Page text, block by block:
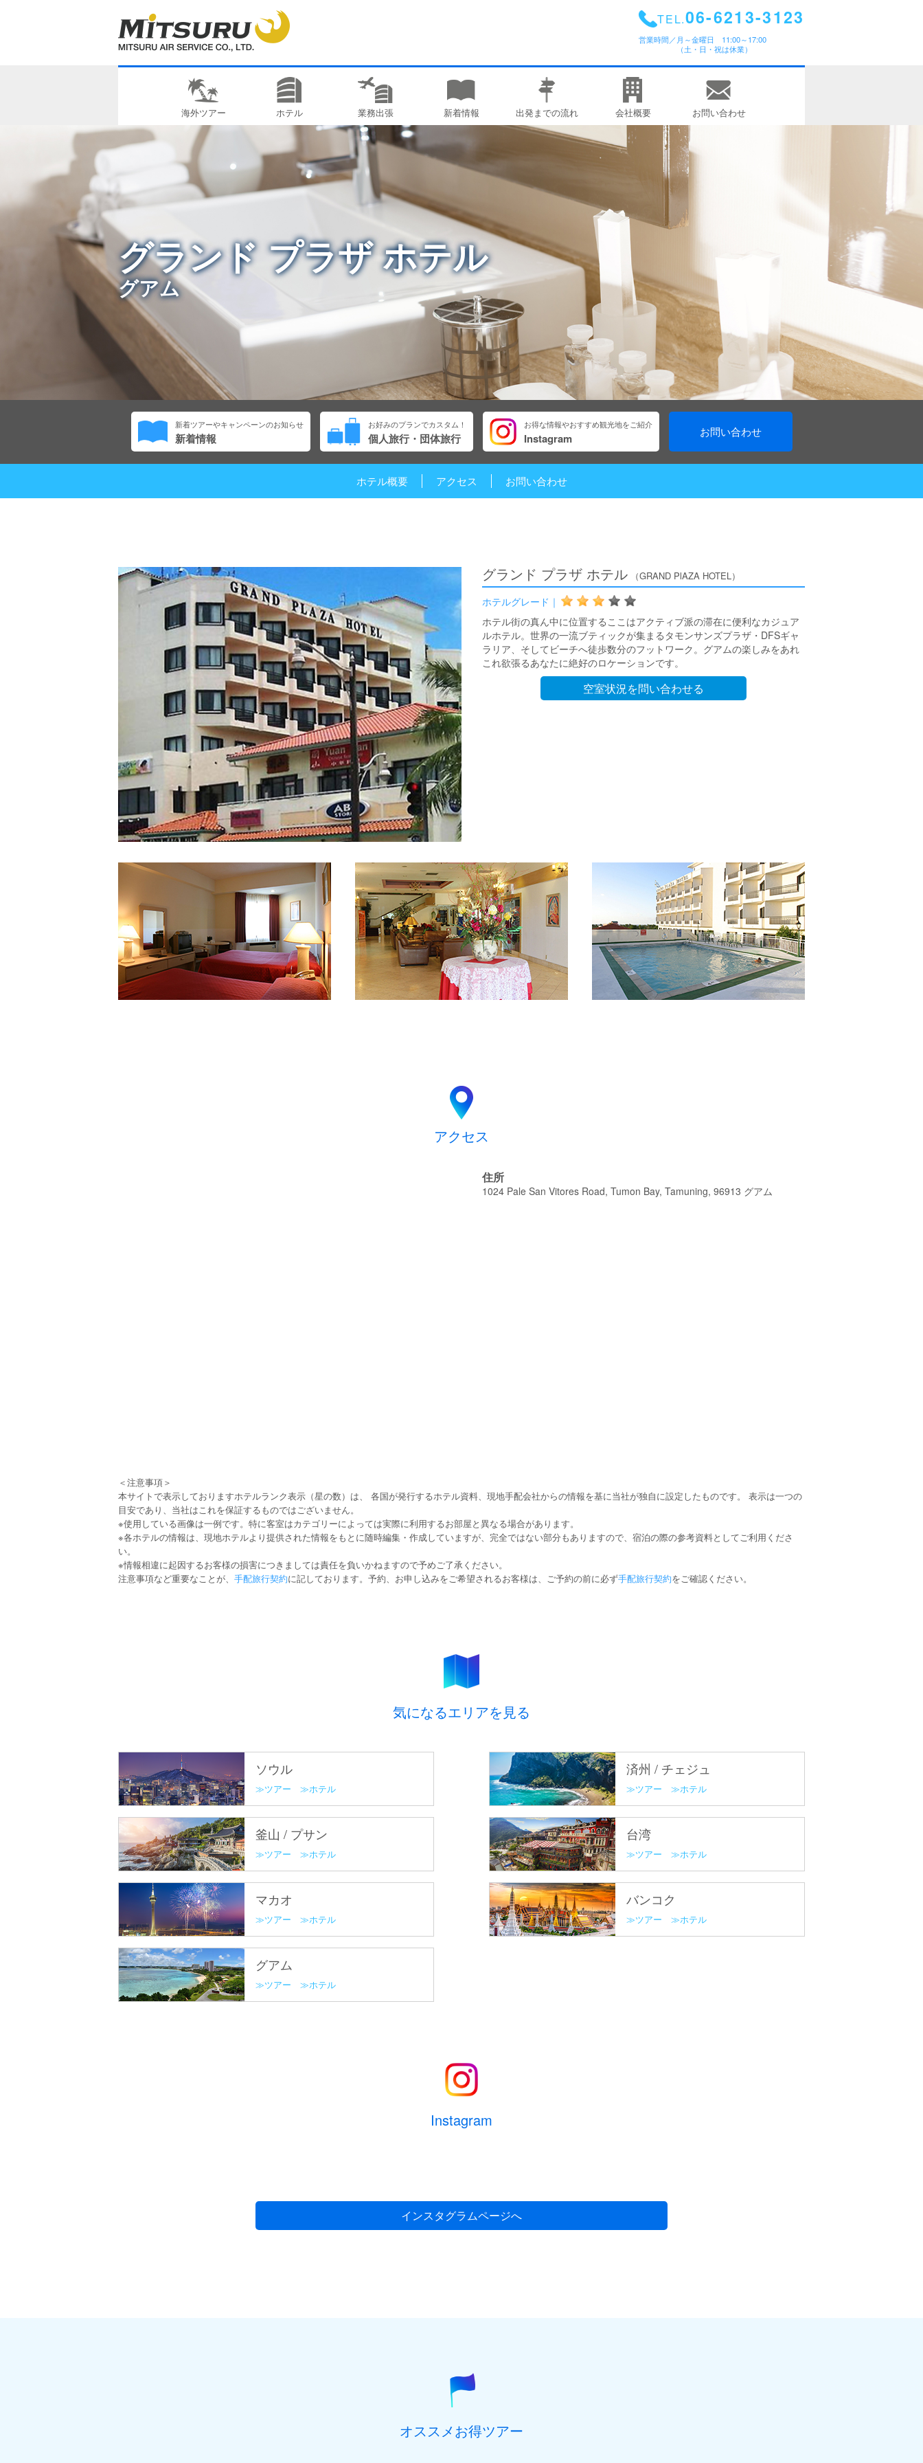
TEL.06-6213-3123
営業時間／ 月～金曜日 11:00～17:00
（土・日・祝は休業）
海外ツアー ホテル 業務出張 新着情報 出発までの流れ 会社概要 お問い合わせ
グランド プラザ ホテル
グアム
新着ツアーやキャンペーンのお知らせ
新着情報
お好みのプランでカスタム！
個人旅行・団体旅行
お得な情報やおすすめ観光地をご紹介
Instagram お問い合わせ
ホテル概要 アクセス お問い合わせ
グランド プラザ ホテル （GRAND PlAZA HOTEL）
ホテルグレード｜
ホテル街の真ん中に位置するここはアクティブ派の滞在に便利なカジュア
ルホテル。世界の一流ブティックが集まるタモンサンズプラザ・DFSギャ
ラリア、そしてビーチへ徒歩数分のフットワーク。グアムの楽しみをあれ
これ欲張るあなたに絶好のロケーションです。
空室状況を問い合わせる
アクセス
住所
1024 Pale San Vitores Road, Tumon Bay, Tamuning, 96913 グアム
＜注意事項＞
本サイトで表示しておりますホテルランク表示（星の数）は、 各国が発行するホテル資料、現地手配会社からの情報を基に当社が独自に設定したものです。 表示は一つの
目安であり、当社はこれを保証するものではございません。
※使用している画像は一例です。特に客室はカテゴリーによっては実際に利用するお部屋と異なる場合があります。
※各ホテルの情報は、現地ホテルより提供された情報をもとに随時編集・作成していますが、完全ではない部分もありますので、宿泊の際の参考資料としてご利用くださ
い。
※情報相違に起因するお客様の損害につきましては責任を負いかねますので予めご了承ください。
注意事項など重要なことが、 手配旅行契約に記しております。予約、お申し込みをご希望されるお客様は、ご予約の前に必ず手配旅行契約をご確認ください。
気になるエリアを見る
ソウル
ツアー ホテル
済州 / チェジュ
ツアー ホテル
釜山 / プサン
ツアー ホテル
台湾
ツアー ホテル
マカオ
ツアー ホテル
バンコク
ツアー ホテル
グアム
ツアー ホテル
Instagram
インスタグラムページへ
オススメお得ツアー